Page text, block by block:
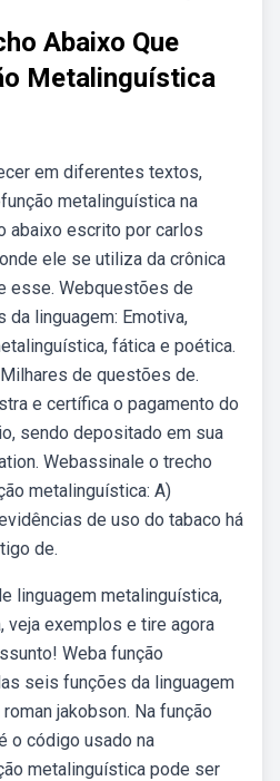
Abaixo Que
Metalinguística
em diferentes textos,
metalinguística na
abaixo escrito por carlos
ele se utiliza da crônica
esse. Webquestões de
linguagem: Emotiva,
fática e poética.
de questões de.
e certífica o pagamento do
sendo depositado em sua
Webassinale o trecho
metalinguística: A)
de uso do tabaco há
de.
linguagem metalinguística,
veja exemplos e tire agora
Weba função
seis funções da linguagem
jakobson. Na função
o código usado na
metalinguística pode ser